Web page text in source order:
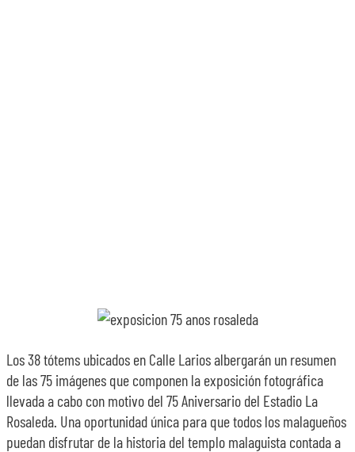
Los 38 tótems ubicados en Calle Larios albergarán un resumen
de las 75 imágenes que componen la exposición fotográfica
llevada a cabo con motivo del 75 Aniversario del Estadio La
Rosaleda. Una oportunidad única para que todos los malagueños
puedan disfrutar de la historia del templo malaguista contada a